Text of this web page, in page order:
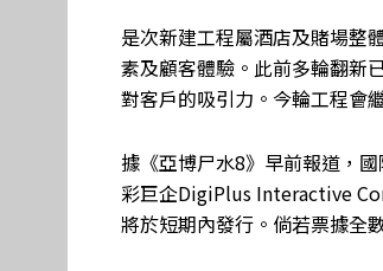
是次新建工程屬酒店及賭場整
素及顧客體驗。此前多輪翻新
對客戶的吸引力。今輪工程會
據《亞博尸水8》早前報道，
彩巨企DigiPlus Interactive
將於短期內發行。倘若票據全